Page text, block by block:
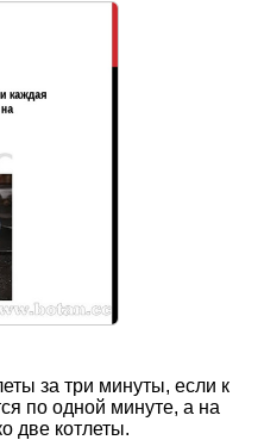
за три минуты, если к
по одной минуте, а на
две котлеты.